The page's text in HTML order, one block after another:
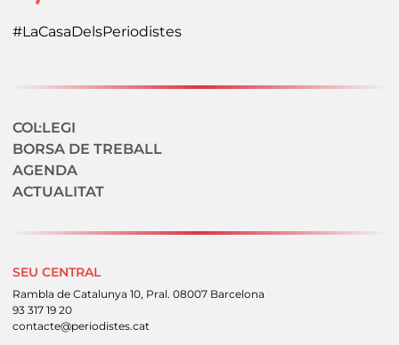
#LaCasaDelsPeriodistes
Navegació secundaria
COL·LEGI
BORSA DE TREBALL
AGENDA
ACTUALITAT
SEU CENTRAL
Rambla de Catalunya 10, Pral. 08007 Barcelona
93 317 19 20
contacte@periodistes.cat